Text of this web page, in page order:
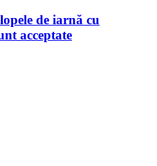
de iarnă cu
acceptate